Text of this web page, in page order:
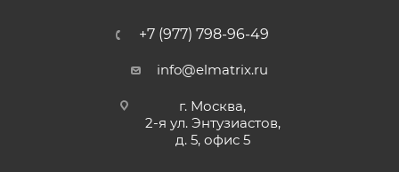
+7 (977) 798-96-49
info@elmatrix.ru
г. Москва,
2-я ул. Энтузиастов,
д. 5, офис 5